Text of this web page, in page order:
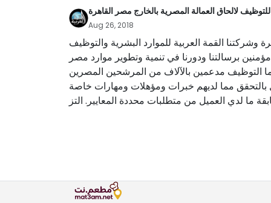
لالحاق العمالة المصرية بالخارج مصر القاهرة
Aug 26, 2018
وشركتنا القمة العربية للموارد البشرية والتوظيف
برسالتنا ودورنا في تنمية وتطوير موارد مصر
التوظيف مدعمين بالآلاف من المرشحين المصرين
بالتحقق مما لديهم خبرات ومؤهلات ومهارات خاصة
ما لدي العميل من متطلبات محددة المعايير. التز